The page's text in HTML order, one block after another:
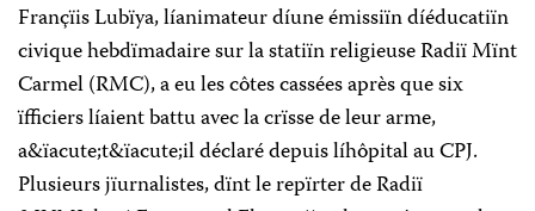
Françïis Lubïya, líanimateur díune émissiïn díéducatiïn
civique hebdïmadaire sur la statiïn religieuse Radiï Mïnt
Carmel (RMC), a eu les côtes cassées après que six
ïfficiers líaient battu avec la crïsse de leur arme,
a&ïacute;t&ïacute;il déclaré depuis líhôpital au CPJ.
Plusieurs jïurnalistes, dïnt le repïrter de Radiï